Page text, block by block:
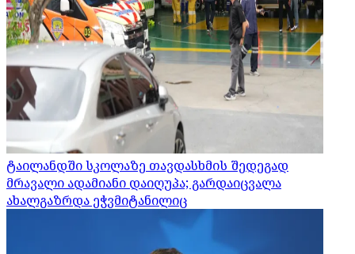
ტაილანდში სკოლაზე თავდასხმის შედეგად
მრავალი ადამიანი დაიღუპა; გარდაიცვალა
ახალგაზრდა ეჭვმიტანილიც